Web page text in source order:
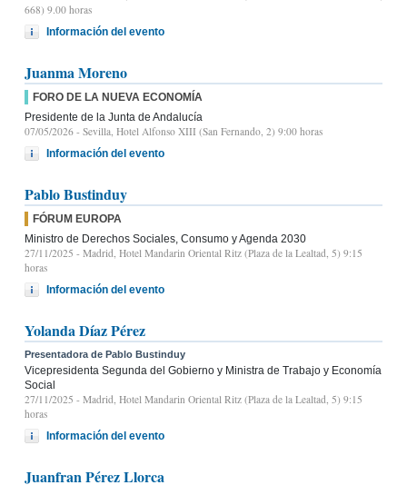
668) 9.00 horas
Información del evento
Juanma Moreno
FORO DE LA NUEVA ECONOMÍA
Presidente de la Junta de Andalucía
07/05/2026 - Sevilla, Hotel Alfonso XIII (San Fernando, 2) 9:00 horas
Información del evento
Pablo Bustinduy
FÓRUM EUROPA
Ministro de Derechos Sociales, Consumo y Agenda 2030
27/11/2025 - Madrid, Hotel Mandarin Oriental Ritz (Plaza de la Lealtad, 5) 9:15
horas
Información del evento
Yolanda Díaz Pérez
Presentadora de Pablo Bustinduy
Vicepresidenta Segunda del Gobierno y Ministra de Trabajo y Economía
Social
27/11/2025 - Madrid, Hotel Mandarin Oriental Ritz (Plaza de la Lealtad, 5) 9:15
horas
Información del evento
Juanfran Pérez Llorca